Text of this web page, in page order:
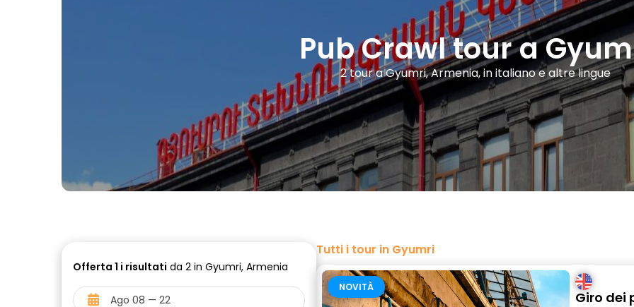
Pub Crawl tour a
2 tour a Gyumri, Armenia, in italiano e altre lingue
Offerta 1 i risultati da 2 in Gyumri, Armenia
Tutti i tour in Gyumri
NOVITÀ
Giro dei